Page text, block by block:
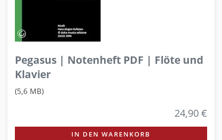
Pegasus | Notenheft PDF | Flöte und
Klavier
(5,6 MB)
24,90 €
IN DEN WARENKORB